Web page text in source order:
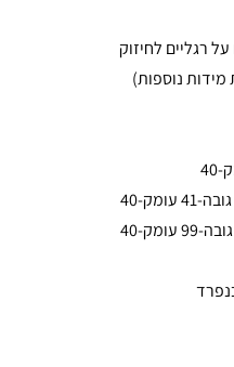
רגליים לחיזוק